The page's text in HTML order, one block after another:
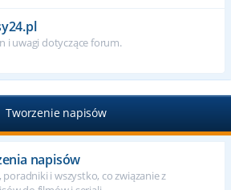
i uwagi dotyczące forum.
Tworzenie napisów
napisów
i wszystko, co związanie z